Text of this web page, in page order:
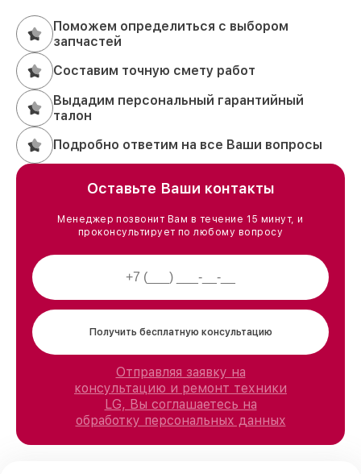
Поможем определиться с выбором
запчастей
Составим точную смету работ
Выдадим персональный гарантийный
талон
Подробно ответим на все Ваши вопросы
Оставьте Ваши контакты
Менеджер позвонит Вам в течение 15 минут, и
проконсультирует по любому вопросу
Получить бесплатную консультацию
Отправляя заявку на
консультацию и ремонт техники
LG, Вы соглашаетесь на
обработку персональных данных